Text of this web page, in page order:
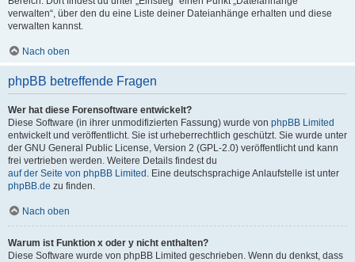
verwalten“, über den du eine Liste deiner Dateianhänge erhalten und diese
verwalten kannst.
Nach oben
phpBB betreffende Fragen
Wer hat diese Forensoftware entwickelt?
Diese Software (in ihrer unmodifizierten Fassung) wurde von phpBB Limited
entwickelt und veröffentlicht. Sie ist urheberrechtlich geschützt. Sie wurde unter
der GNU General Public License, Version 2 (GPL-2.0) veröffentlicht und kann
frei vertrieben werden. Weitere Details findest du
auf der Seite von phpBB Limited . Eine deutschsprachige Anlaufstelle ist unter
phpBB.de zu finden.
Nach oben
Warum ist Funktion x oder y nicht enthalten?
Diese Software wurde von phpBB Limited geschrieben. Wenn du denkst, dass